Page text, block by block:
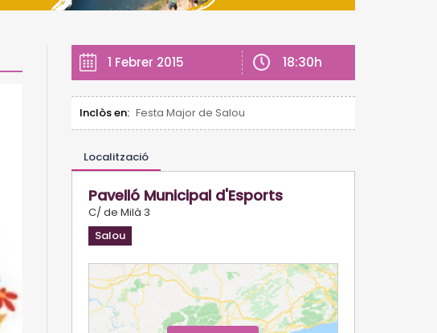
1 Febrer 2015 18:30h
Inclòs en: Festa Major de Salou
Localització
Pavelló Municipal d'Esports
C/ de Milà 3
Salou